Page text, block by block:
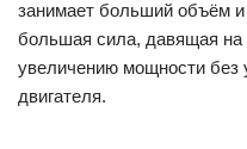
занимает больший объём и
большая сила, давящая на
увеличению мощности без
двигателя.